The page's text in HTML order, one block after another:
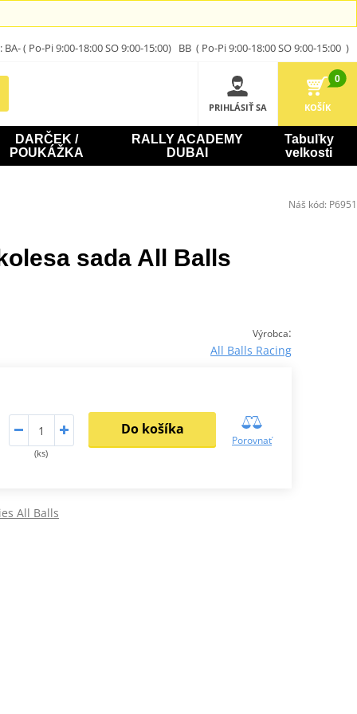
( Po-Pi 9:00-18:00 SO 9:00-15:00) BB ( Po-Pi 9:00-18:00 SO 9:00-15:00 )
PRIHLÁSIŤ SA
0
KOŠÍK
DARČEK /
POUKÁŽKA
RALLY ACADEMY
DUBAI
Tabuľky
velkosti
sada All Balls
Výrobca:
All Balls Racing
(ks)
Do košíka
Porovnať
All Balls
Náš kód: P6951